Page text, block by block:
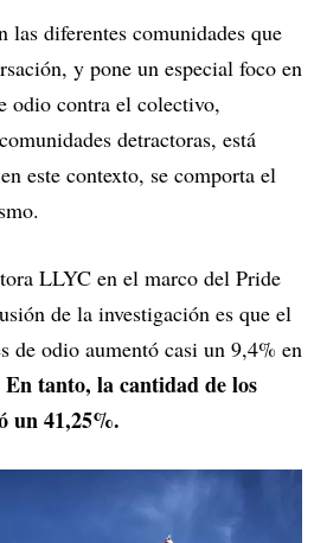
diferentes comunidades que
y pone un especial foco en
odio contra el colectivo,
detractoras, está
este contexto, se comporta el
LLYC en el marco del Pride
de la investigación es que el
de odio aumentó casi un 9,4% en
En tanto, la cantidad de los
un 41,25%.